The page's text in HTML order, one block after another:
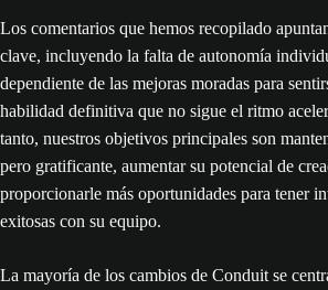
Los comentarios que hemos recopilado
clave, incluyendo la falta de autonomía
dependiente de las mejoras moradas para
habilidad definitiva que no sigue el ritmo
tanto, nuestros objetivos principales son
pero gratificante, aumentar su potencial de
proporcionarle más oportunidades para tener
exitosas con su equipo.
La mayoría de los cambios de Conduit se